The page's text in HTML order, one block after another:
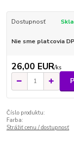
Dostupnosť
Nie sme platcovia
26,00 EUR/ks
Číslo produktu:
Farba:
Strážiť cenu / dostupnosť